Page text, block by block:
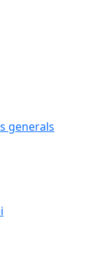
generals